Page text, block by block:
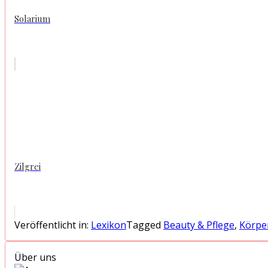
Solarium
Zilgrei
Veröffentlicht in: LexikonTagged Beauty & Pflege,
Über uns